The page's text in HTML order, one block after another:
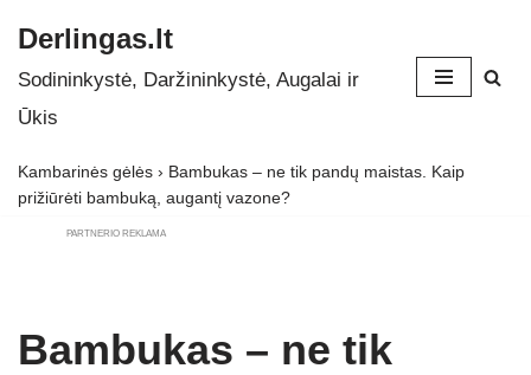
Skip
to
Derlingas.lt
Sodininkystė, Daržininkystė, Augalai ir
Ūkis
Kambarinės gėlės › Bambukas – ne tik pandų maistas. Kaip
prižiūrėti bambuką, augantį vazone?
PARTNERIO REKLAMA
Bambukas – ne tik